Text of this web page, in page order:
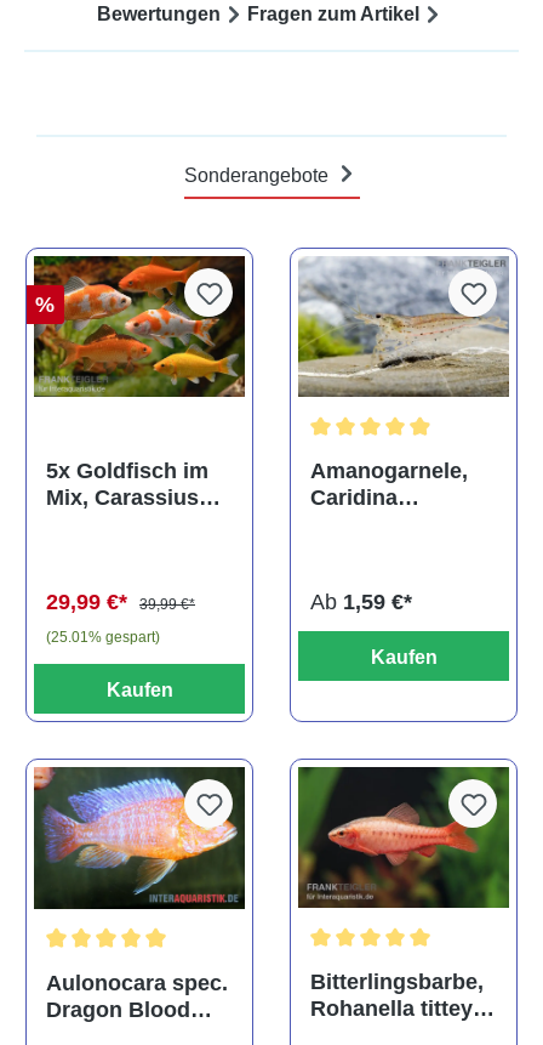
Bewertungen Fragen zum Artikel
Sonderangebote
%
5x Goldfisch im
Mix, Carassius
29,99 €*
39,99 €*
(25.01% gespart)
Kaufen
Amanogarnele,
Caridina
Ab 1,59 €*
Kaufen
Durchschnittliche Bewertung von 5 von 5 Sternen
Aulonocara spec.
Dragon Blood
Bitterlingsbarbe,
Rohanella titteya,